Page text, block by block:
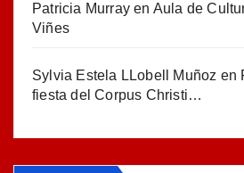
Patricia Murray en Aula de
Viñes
Sylvia Estela LLobell Muñoz en
fiesta del Corpus Christi…